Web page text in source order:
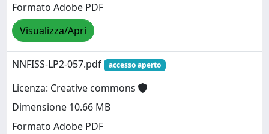
Formato Adobe PDF
Visualizza/Apri
NNFISS-LP2-057.pdf accesso aperto
Licenza: Creative commons
Dimensione 10.66 MB
Formato Adobe PDF